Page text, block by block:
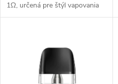
1Ω, určená pre štýl vapovania
MTL. Určenie: Geekvape Soul.